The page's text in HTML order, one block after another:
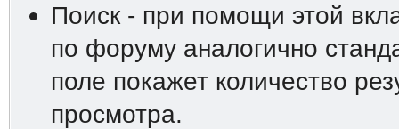
Поиск - при помощи этой
по форуму аналогично
поле покажет количество
просмотра.